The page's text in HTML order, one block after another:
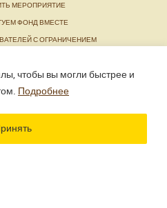
чтобы вы могли быстрее и
Подробнее
МЕРОПРИЯТИЕ
ФОНД ВМЕСТЕ
С ОГРАНИЧЕНИЕМ
сайта разрешено только